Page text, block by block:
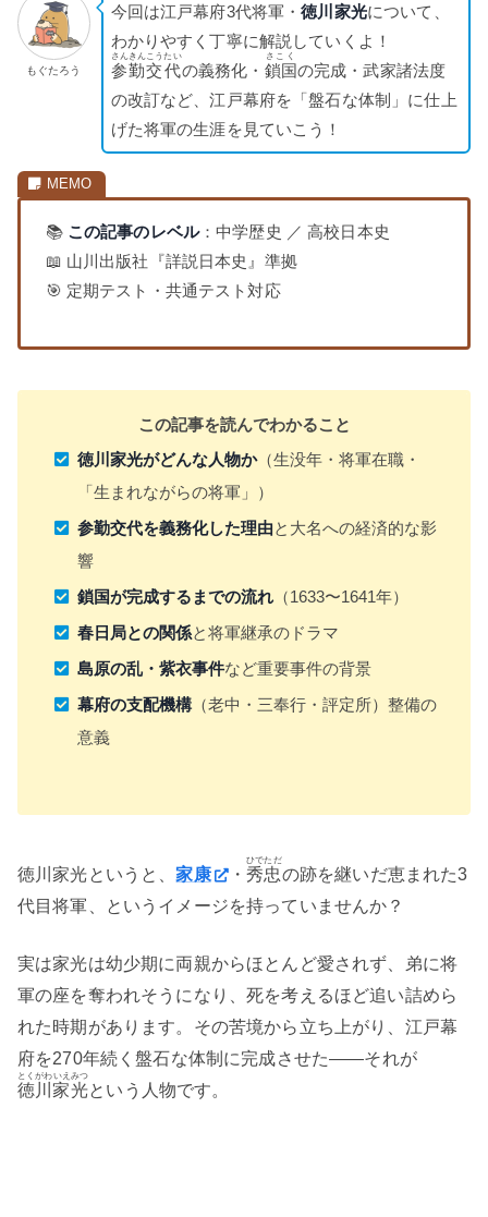
もぐたろう
今回は江戸幕府3代将軍・徳川家光について、
わかりやすく丁寧に解説していくよ！
参勤交代
さんきんこうたい
の義務化・ 鎖国
さこく
の完成・武家諸法度
の改訂など、江戸幕府を「盤石な体制」に仕上
げた将軍の生涯を見ていこう！
📚 この記事のレベル：中学歴史 ／ 高校日本史
📖 山川出版社『詳説日本史』準拠
🎯 定期テスト・共通テスト対応
この記事を読んでわかること
徳川家光がどんな人物か（生没年・将軍在職・
「生まれながらの将軍」）
参勤交代を義務化した理由と大名への経済的な影
響
鎖国が完成するまでの流れ（1633〜1641年）
春日局との関係と将軍継承のドラマ
島原の乱・紫衣事件など重要事件の背景
幕府の支配機構（老中・三奉行・評定所）整備の
意義
徳川家光というと、家康 ・秀忠
ひでただ
の跡を継いだ恵まれた3
代目将軍、というイメージを持っていませんか？
実は家光は幼少期に両親からほとんど愛されず、弟に将
軍の座を奪われそうになり、死を考えるほど追い詰めら
れた時期があります。その苦境から立ち上がり、江戸幕
府を270年続く盤石な体制に完成させた——それが
徳川家光
とくがわいえみつ
という人物です。